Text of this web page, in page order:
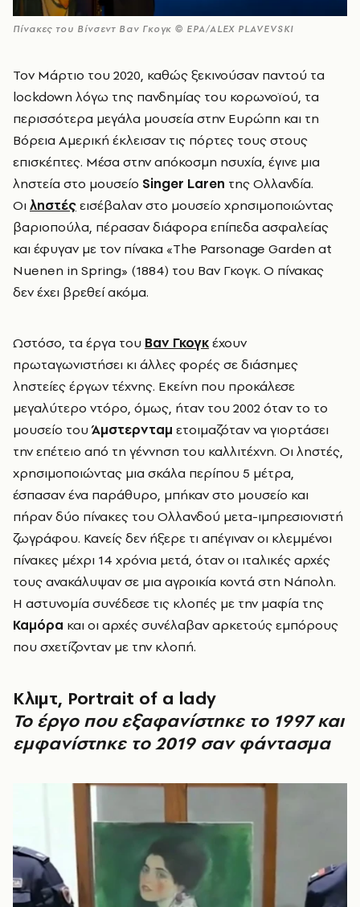
Πίνακες του Βίνσεντ Βαν Γκογκ © EPA/ALEX PLAVEVSKI
Τον Μάρτιο του 2020, καθώς ξεκινούσαν παντού τα
lockdown λόγω της πανδημίας του κορωνοϊού, τα
περισσότερα μεγάλα μουσεία στην Ευρώπη και τη
Βόρεια Αμερική έκλεισαν τις πόρτες τους στους
επισκέπτες. Μέσα στην απόκοσμη ησυχία, έγινε μια
ληστεία στο μουσείο Singer Laren της Ολλανδία.
Οι ληστέςεισέβαλαν στο μουσείο χρησιμοποιώντας
βαριοπούλα, πέρασαν διάφορα επίπεδα ασφαλείας
και έφυγαν με τον πίνακα «The Parsonage Garden at
Nuenen in Spring» (1884) του Βαν Γκογκ. Ο πίνακας
δεν έχει βρεθεί ακόμα.
Ωστόσο, τα έργa του Bαν Γκογκέχουν
πρωταγωνιστήσει κι άλλες φορές σε διάσημες
ληστείες έργων τέχνης. Εκείνη που προκάλεσε
μεγαλύτερο ντόρο, όμως, ήταν του 2002 όταν το το
μουσείο τουΆμστερνταμ ετοιμαζόταν να γιορτάσει
την επέτειο από τη γέννηση του καλλιτέχνη. Οι ληστές,
χρησιμοποιώντας μια σκάλα περίπου 5 μέτρα,
έσπασαν ένα παράθυρο, μπήκαν στο μουσείο και
πήραν δύο πίνακες του Ολλανδού μετα-ιμπρεσιονιστή
ζωγράφου. Κανείς δεν ήξερε τι απέγιναν οι κλεμμένοι
πίνακες μέχρι 14 χρόνια μετά, όταν οι ιταλικές αρχές
τους ανακάλυψαν σε μια αγροικία κοντά στη Νάπολη.
Η αστυνομία συνέδεσε τις κλοπές με την μαφία της
Καμόρα και οι αρχές συνέλαβαν αρκετούς εμπόρους
που σχετίζονταν με την κλοπή.
Κλιμτ, Portrait of a lady
Το έργο που εξαφανίστηκε το 1997 και
εμφανίστηκε το 2019 σαν φάντασμα